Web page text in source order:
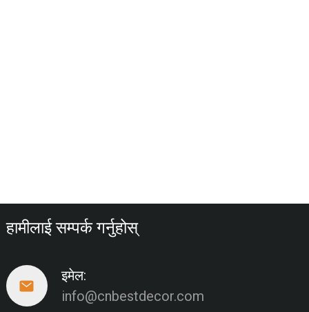
हामीलाई सम्पर्क गर्नुहोस्
इमेल:
info@cnbestdecor.com